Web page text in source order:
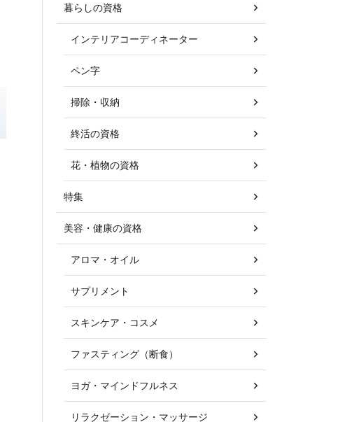
暮らしの資格
インテリアコーディネーター
ペン字
掃除・収納
終活の資格
花・植物の資格
特集
美容・健康の資格
アロマ・オイル
サプリメント
スキンケア・コスメ
ファスティング（断食）
ヨガ・マインドフルネス
リラクゼーション・マッサージ